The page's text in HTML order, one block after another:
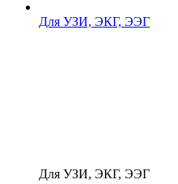
Для УЗИ, ЭКГ, ЭЭГ
Для УЗИ, ЭКГ, ЭЭГ